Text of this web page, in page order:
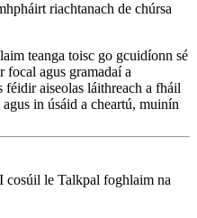
riachtanach de chúrsa
teanga toisc go gcuidíonn sé
focal agus gramadaí a
aiseolas láithreach a fháil
in úsáid a cheartú, muinín
cosúil le Talkpal foghlaim na